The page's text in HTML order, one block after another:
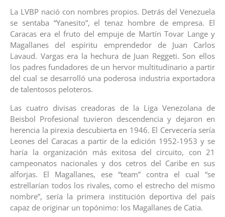
La LVBP nació con nombres propios. Detrás del Venezuela
se sentaba “Yanesito”, el tenaz hombre de empresa. El
Caracas era el fruto del empuje de Martín Tovar Lange y
Magallanes del espíritu emprendedor de Juan Carlos
Lavaud. Vargas era la hechura de Juan Reggeti. Son ellos
los padres fundadores de un hervor multitudinario a partir
del cual se desarrolló una poderosa industria exportadora
de talentosos peloteros.
Las cuatro divisas creadoras de la Liga Venezolana de
Beisbol Profesional tuvieron descendencia y dejaron en
herencia la pirexia descubierta en 1946. El Cervecería sería
Leones del Caracas a partir de la edición 1952-1953 y se
haría la organización más exitosa del circuito, con 21
campeonatos nacionales y dos cetros del Caribe en sus
alforjas. El Magallanes, ese “team” contra el cual “se
estrellarían todos los rivales, como el estrecho del mismo
nombre”, sería la primera institución deportiva del país
capaz de originar un topónimo: los Magallanes de Catia.